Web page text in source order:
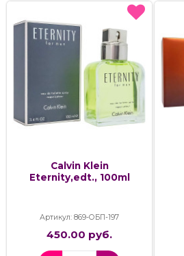
Calvin Klein
Eternity,edt., 100ml
Артикул: 869-ОБП-197
450.00 руб.